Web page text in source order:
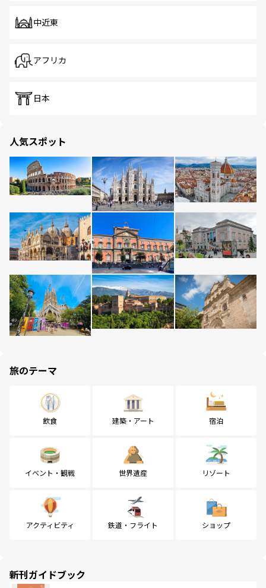
中近東
アフリカ
日本
人気スポット
旅のテーマ
飲食 建築・アート 宿泊
イベント・観戦 世界遺産 リゾート
アクティビティ 鉄道・フライト ショップ
新刊ガイドブック